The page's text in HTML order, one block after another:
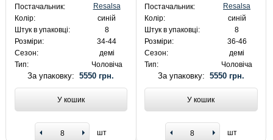
Постачальник:
Resalsa
Колір:
синій
Штук в упаковці:
8
Розміри:
34-44
Сезон:
демі
Тип:
Чоловіча
За упаковку:5550 грн.
У кошик
шт
Постачальник:
Resalsa
Колір:
синій
Штук в упаковці:
8
Розміри:
36-46
Сезон:
демі
Тип:
Чоловіча
За упаковку: 5550 грн.
У кошик
шт